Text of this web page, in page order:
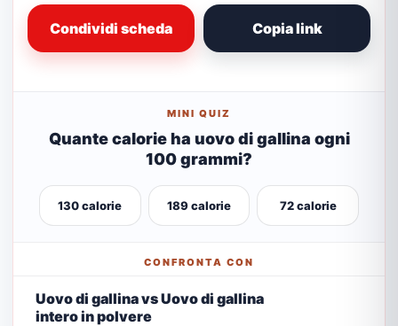
Condividi scheda Copia link
MINI QUIZ
Quante calorie ha uovo di gallina ogni
100 grammi?
130 calorie 189 calorie 72 calorie
CONFRONTA CON
Uovo di gallina vs Uovo di gallina
intero in polvere